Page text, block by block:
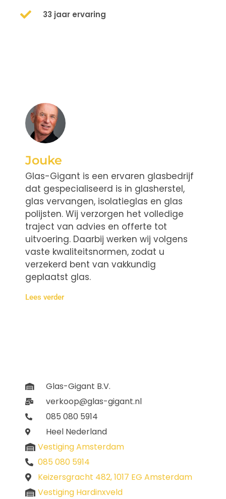
33 jaar ervaring
Jouke
Glas-Gigant is een ervaren glasbedrijf
dat gespecialiseerd is in glasherstel,
glas vervangen, isolatieglas en glas
polijsten. Wij verzorgen het volledige
traject van advies en offerte tot
uitvoering. Daarbij werken wij volgens
vaste kwaliteitsnormen, zodat u
verzekerd bent van vakkundig
geplaatst glas.
Lees verder
Glas-Gigant B.V.
verkoop@glas-gigant.nl
085 080 5914
Heel Nederland
Vestiging Amsterdam
085 080 5914
Keizersgracht 482, 1017 EG Amsterdam
Vestiging Hardinxveld